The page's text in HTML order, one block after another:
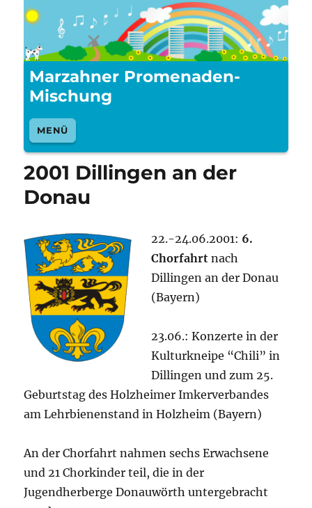
Marzahner Promenaden-
Mischung
MENÜ
2001 Dillingen an der
Donau
22.-24.06.2001: 6.
Chorfahrtnach
Dillingen an der Donau
(Bayern)
23.06.: Konzerte in der
Kulturkneipe “Chili” in
Dillingen und zum 25.
Geburtstag des Holzheimer Imkerverbandes
am Lehrbienenstand in Holzheim (Bayern)
An der Chorfahrt nahmen sechs Erwachsene
und 21 Chorkinder teil, die in der
Jugendherberge Donauwörth untergebracht